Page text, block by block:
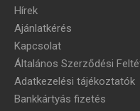
Hírek
Ajánlatkérés
Kapcsolat
Általános Szerződési
Adatkezelési tájékoztatók
Bankkártyás fizetés